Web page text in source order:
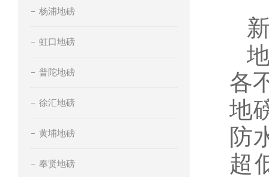
杨浦地磅
虹口地磅
普陀地磅
徐汇地磅
黄埔地磅
奉贤地磅
各
地
防
超